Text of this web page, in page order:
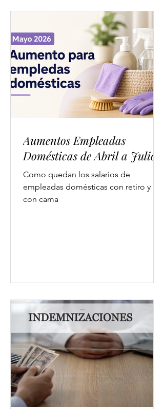
Aumentos Empleadas
Domésticas de Abril a Julio
Como quedan los salarios de
empleadas domésticas con retiro y
con cama